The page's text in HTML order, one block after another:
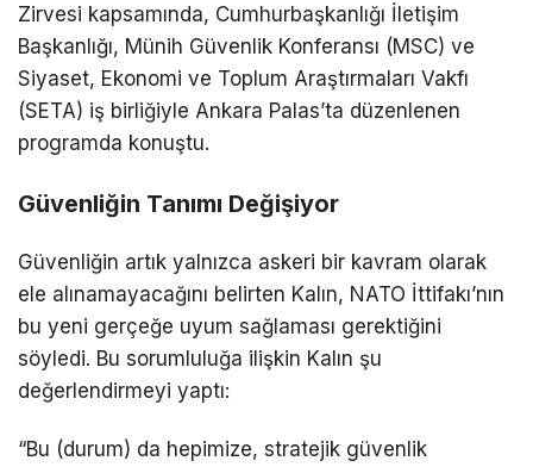
Zirvesi kapsamında, Cumhurbaşkanlığı İletişim
Başkanlığı, Münih Güvenlik Konferansı (MSC) ve
Siyaset, Ekonomi ve Toplum Araştırmaları Vakfı
(SETA) iş birliğiyle Ankara Palas’ta düzenlenen
programda konuştu.
Güvenliğin Tanımı Değişiyor
Güvenliğin artık yalnızca askeri bir kavram olarak
ele alınamayacağını belirten Kalın, NATO İttifakı’nın
bu yeni gerçeğe uyum sağlaması gerektiğini
söyledi. Bu sorumluluğa ilişkin Kalın şu
değerlendirmeyi yaptı:
“Bu (durum) da hepimize, stratejik güvenlik